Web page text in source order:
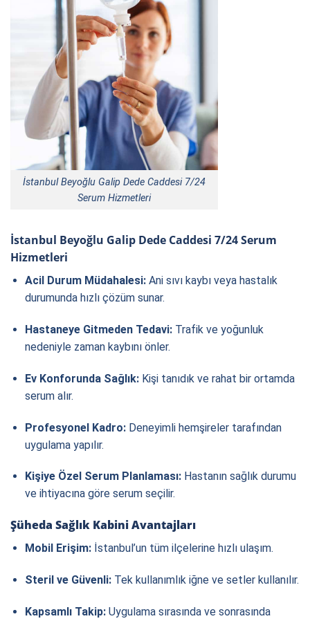
İstanbul Beyoğlu Galip Dede Caddesi 7/24
Serum Hizmetleri
İstanbul Beyoğlu Galip Dede Caddesi 7/24 Serum
Hizmetleri
Acil Durum Müdahalesi:Ani sıvı kaybı veya hastalık
durumunda hızlı çözüm sunar.
Hastaneye Gitmeden Tedavi:Trafik ve yoğunluk
nedeniyle zaman kaybını önler.
Ev Konforunda Sağlık:Kişi tanıdık ve rahat bir ortamda
serum alır.
Profesyonel Kadro:Deneyimli hemşireler tarafından
uygulama yapılır.
Kişiye Özel Serum Planlaması:Hastanın sağlık durumu
ve ihtiyacına göre serum seçilir.
Şüheda Sağlık Kabini Avantajları
Mobil Erişim:İstanbul’un tüm ilçelerine hızlı ulaşım.
Steril ve Güvenli:Tek kullanımlık iğne ve setler kullanılır.
Kapsamlı Takip:Uygulama sırasında ve sonrasında